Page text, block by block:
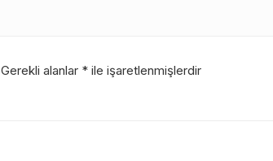
Gerekli alanlar * ile işaretlenmişlerdir